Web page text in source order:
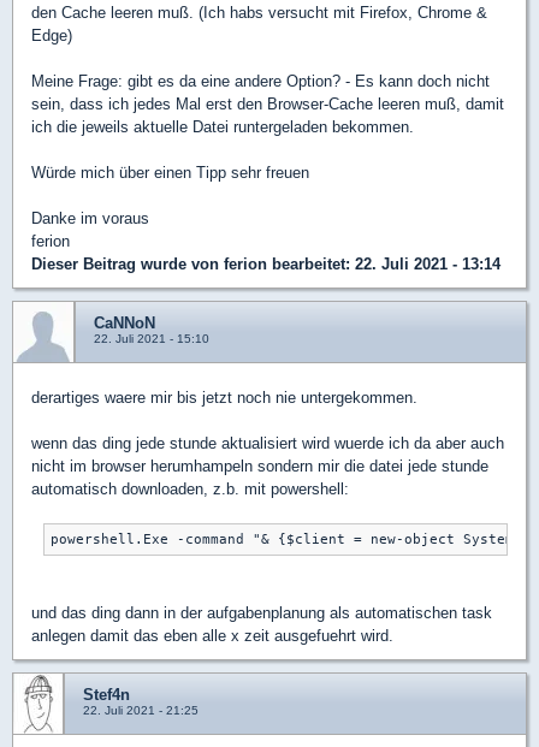
den Cache leeren muß. (Ich habs versucht mit Firefox, Chrome &
Edge)
Meine Frage: gibt es da eine andere Option? - Es kann doch nicht
sein, dass ich jedes Mal erst den Browser-Cache leeren muß, damit
ich die jeweils aktuelle Datei runtergeladen bekommen.
Würde mich über einen Tipp sehr freuen
Danke im voraus
ferion
Dieser Beitrag wurde von ferion bearbeitet: 22. Juli 2021 - 13:14
CaNNoN
22. Juli 2021 - 15:10
derartiges waere mir bis jetzt noch nie untergekommen.
wenn das ding jede stunde aktualisiert wird wuerde ich da aber auch
nicht im browser herumhampeln sondern mir die datei jede stunde
automatisch downloaden, z.b. mit powershell:
und das ding dann in der aufgabenplanung als automatischen task
anlegen damit das eben alle x zeit ausgefuehrt wird.
Stef4n
22. Juli 2021 - 21:25